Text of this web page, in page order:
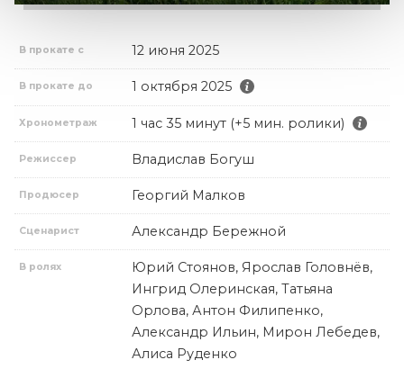
В прокате с 12 июня 2025
В прокате до 1 октября 2025
Хронометраж 1 час 35 минут (+5 мин. ролики)
Режиссер Владислав Богуш
Продюсер Георгий Малков
Сценарист Александр Бережной
В ролях
Юрий Стоянов, Ярослав Головнёв,
Ингрид Олеринская, Татьяна
Орлова, Антон Филипенко,
Александр Ильин, Мирон Лебедев,
Алиса Руденко